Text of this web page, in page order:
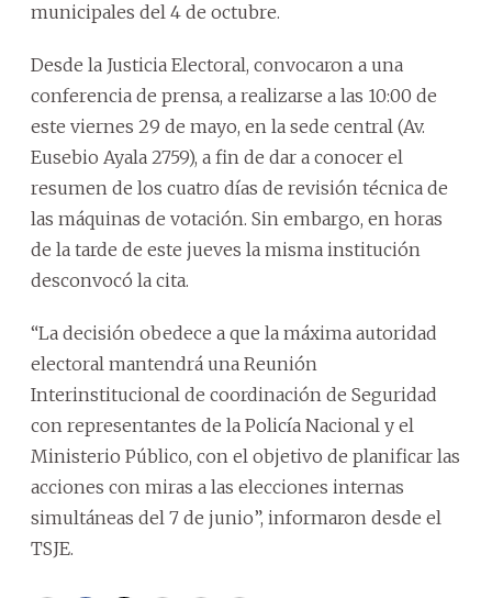
municipales del 4 de octubre.
Desde la Justicia Electoral, convocaron a una
conferencia de prensa, a realizarse a las 10:00 de
este viernes 29 de mayo, en la sede central (Av.
Eusebio Ayala 2759), a fin de dar a conocer el
resumen de los cuatro días de revisión técnica de
las máquinas de votación. Sin embargo, en horas
de la tarde de este jueves la misma institución
desconvocó la cita.
“La decisión obedece a que la máxima autoridad
electoral mantendrá una Reunión
Interinstitucional de coordinación de Seguridad
con representantes de la Policía Nacional y el
Ministerio Público, con el objetivo de planificar las
acciones con miras a las elecciones internas
simultáneas del 7 de junio”, informaron desde el
TSJE.